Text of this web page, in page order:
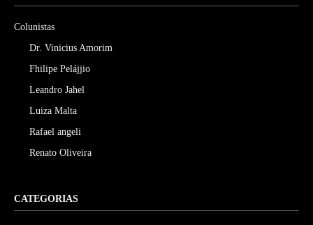
Colunistas
Dr. Vinicius Amorim
Fhilipe Pelájjio
Leandro Jahel
Luiza Malta
Rafael angeli
Renato Oliveira
CATEGORIAS